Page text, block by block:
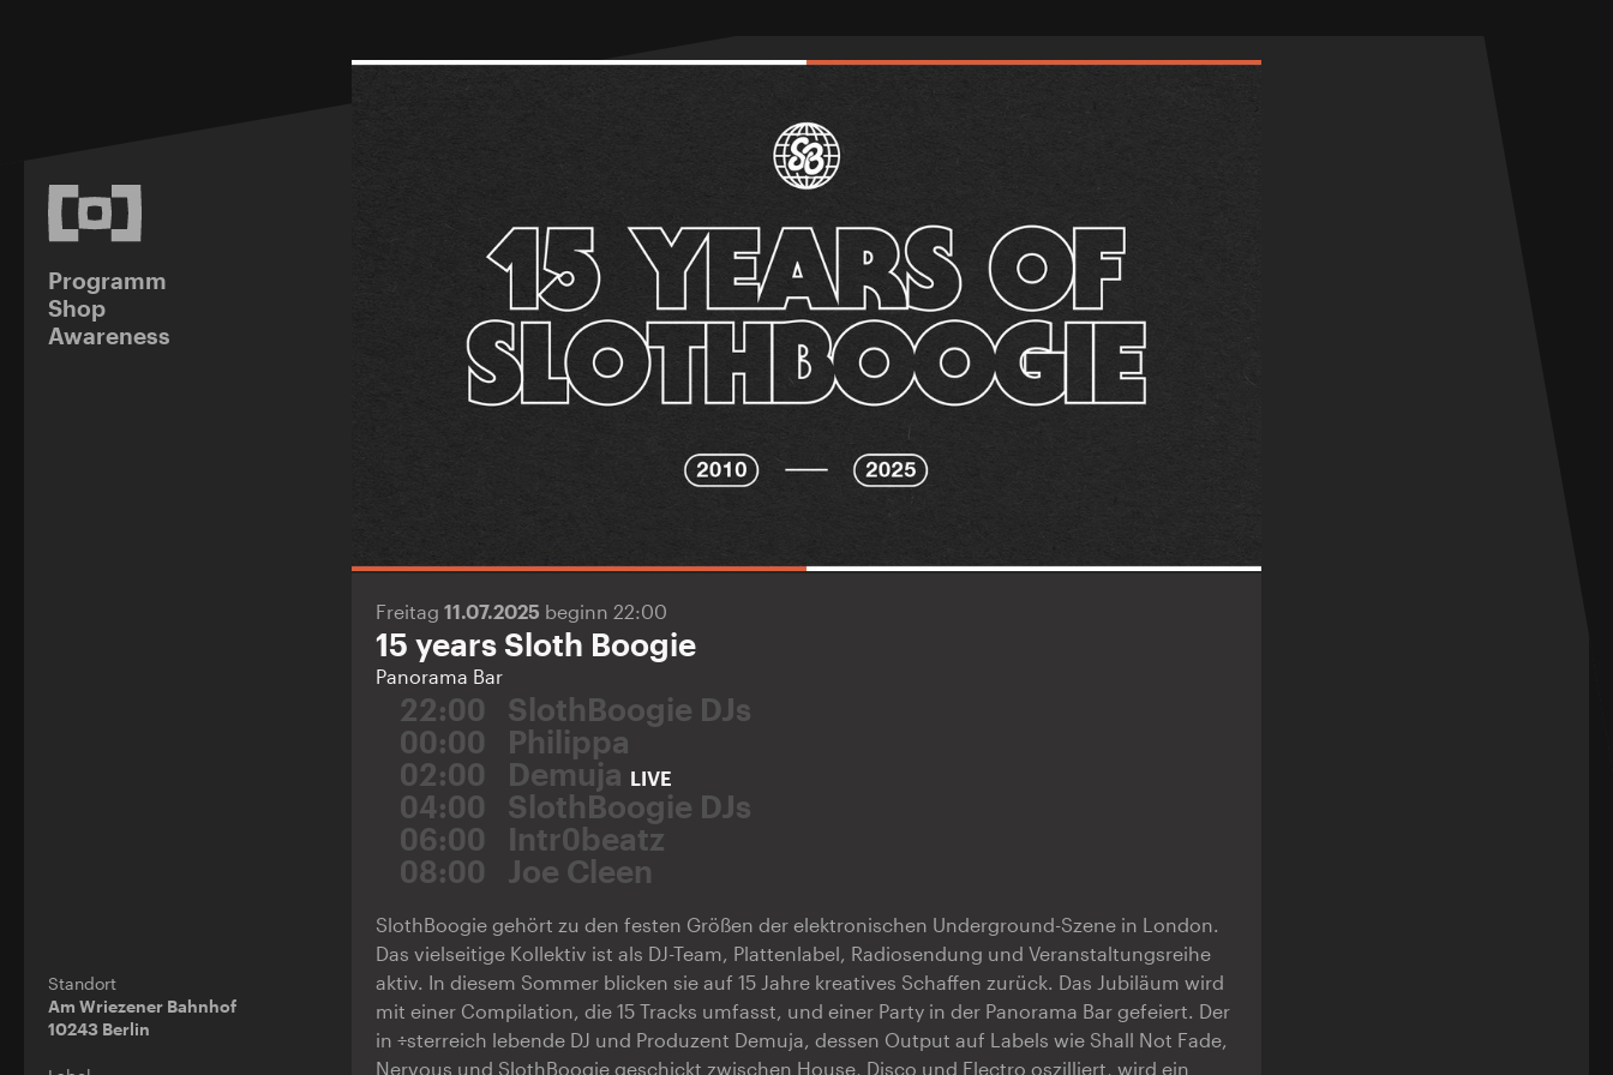
Programm
Shop
Awareness
Standort
Am Wriezener Bahnhof
10243 Berlin
Freitag 11.07.2025 beginn 22:00
15 years Sloth Boogie
Panorama Bar
22:00
SlothBoogie DJs
00:00
Philippa
02:00
Demuja LIVE
04:00
SlothBoogie DJs
06:00
Intr0beatz
08:00
Joe Cleen
SlothBoogie gehört zu den festen Größen der elektronischen Underground-Szene in London.
Das vielseitige Kollektiv ist als DJ-Team, Plattenlabel, Radiosendung und Veranstaltungsreihe
aktiv. In diesem Sommer blicken sie auf 15 Jahre kreatives Schaffen zurück. Das Jubiläum wird
mit einer Compilation, die 15 Tracks umfasst, und einer Party in der Panorama Bar gefeiert. Der
in ÷sterreich lebende DJ und Produzent Demuja, dessen Output auf Labels wie Shall Not Fade,
Nervous und SlothBoogie geschickt zwischen House, Disco und Electro oszilliert, wird ein